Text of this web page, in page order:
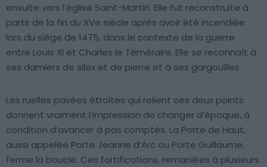
ensuite vers l’église Saint-Martin. Elle fut reconstruite à
partir de la fin du XVe siècle après avoir été incendiée
lors du siège de 1475, dans le contexte de la guerre
entre Louis XI et Charles le Téméraire. Elle se reconnaît à
ses damiers de silex et de pierre et à ses gargouilles.
Les ruelles pavées étroites qui relient ces deux points
donnent vraiment l’impression de changer d’époque, à
condition d’avancer à pas comptés. La Porte de Haut,
aussi appelée Porte Jeanne d’Arc ou Porte Guillaume,
ferme la boucle. Ces fortifications, remaniées à plusieurs